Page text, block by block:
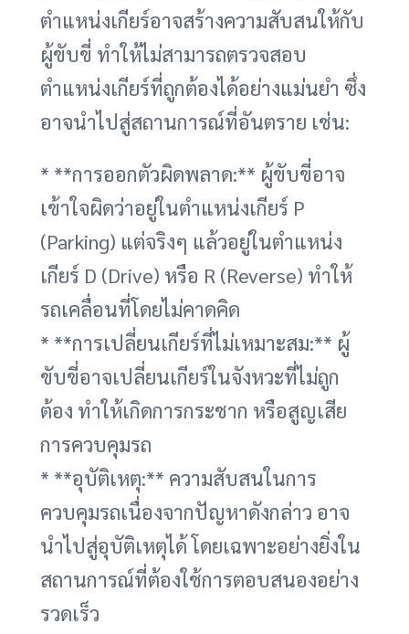
ตำแหน่งเกียร์อาจสร้างความสับสนให้กับ
ผู้ขับขี่ ทำให้ไม่สามารถตรวจสอบ
ตำแหน่งเกียร์ที่ถูกต้องได้อย่างแม่นยำ ซึ่ง
อาจนำไปสู่สถานการณ์ที่อันตราย เช่น:
* **การออกตัวผิดพลาด:** ผู้ขับขี่อาจ
เข้าใจผิดว่าอยู่ในตำแหน่งเกียร์ P
(Parking) แต่จริงๆ แล้วอยู่ในตำแหน่ง
เกียร์ D (Drive) หรือ R (Reverse) ทำให้
รถเคลื่อนที่โดยไม่คาดคิด
* **การเปลี่ยนเกียร์ที่ไม่เหมาะสม:** ผู้
ขับขี่อาจเปลี่ยนเกียร์ในจังหวะที่ไม่ถูก
ต้อง ทำให้เกิดการกระชาก หรือสูญเสีย
การควบคุมรถ
* **อุบัติเหตุ:** ความสับสนในการ
ควบคุมรถเนื่องจากปัญหาดังกล่าว อาจ
นำไปสู่อุบัติเหตุได้ โดยเฉพาะอย่างยิ่งใน
สถานการณ์ที่ต้องใช้การตอบสนองอย่าง
รวดเร็ว